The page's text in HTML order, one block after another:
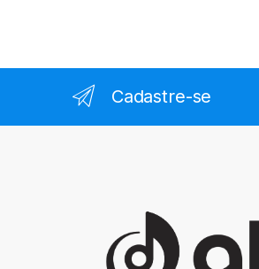
Cadastre-se